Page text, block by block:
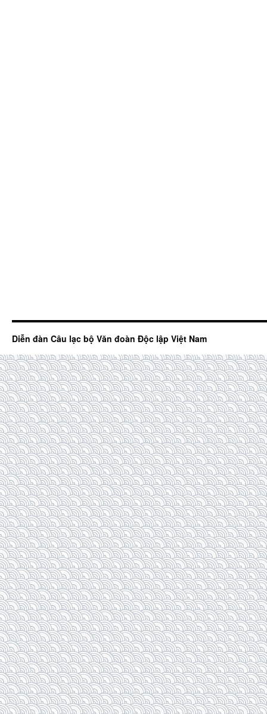
Diễn đàn Câu lạc bộ Văn đoàn Độc lập Việt Nam